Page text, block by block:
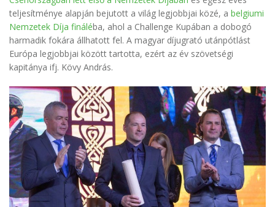
teljesítménye alapján bejutott a világ legjobbjai közé, a belgiumi
Nemzetek Díja fináléba, ahol a Challenge Kupában a dobogó
harmadik fokára állhatott fel. A magyar díjugrató utánpótlást
Európa legjobbjai között tartotta, ezért az év szövetségi
kapitánya ifj. Kövy András.